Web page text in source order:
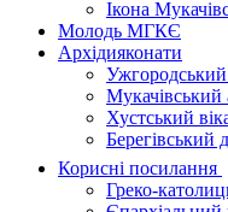
Ікона
Молодь МГКЄ
Архідияконати
Ужгородський
Мукачівський
Хустський
Берегівський
Корисні посилання
Греко-